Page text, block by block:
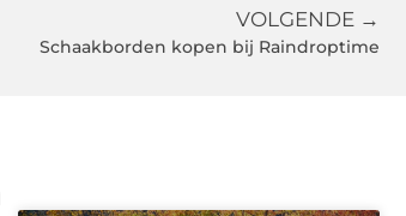
VOLGENDE →
Schaakborden kopen bij Raindroptime